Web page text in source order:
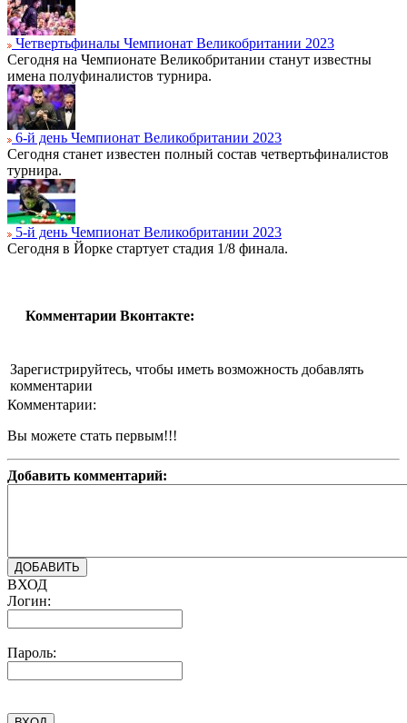
Четвертьфиналы Чемпионат Великобритании 2023
Сегодня на Чемпионате Великобритании станут известны
имена полуфиналистов турнира.
6-й день Чемпионат Великобритании 2023
Сегодня станет известен полный состав четвертьфиналистов
турнира.
5-й день Чемпионат Великобритании 2023
Сегодня в Йорке стартует стадия 1/8 финала.
Комментарии Вконтакте:
Зарегистрируйтесь, чтобы иметь возможность добавлять
комментарии
Комментарии:
Вы можете стать первым!!!
Добавить комментарий:
ВХОД
Логин:
Пароль: